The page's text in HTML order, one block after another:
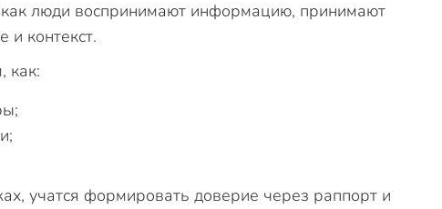
люди воспринимают информацию, принимают
и контекст.
как:
учатся формировать доверие через раппорт и